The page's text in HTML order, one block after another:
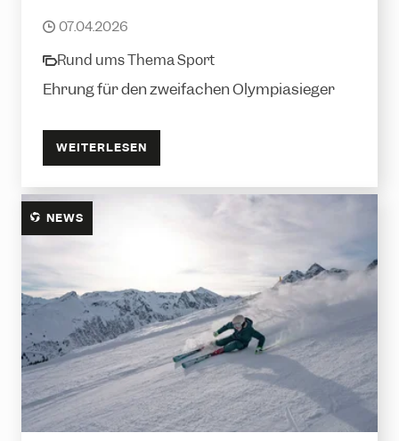
Gondel an der Valisera Bahn
date
07.04.2026
category
Rund ums Thema Sport
Ehrung für den zweifachen Olympiasieger
WEITERLESEN
NEWS